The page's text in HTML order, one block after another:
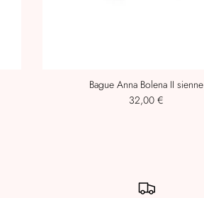
Bague Anna Bolena II sienne
32,00 €